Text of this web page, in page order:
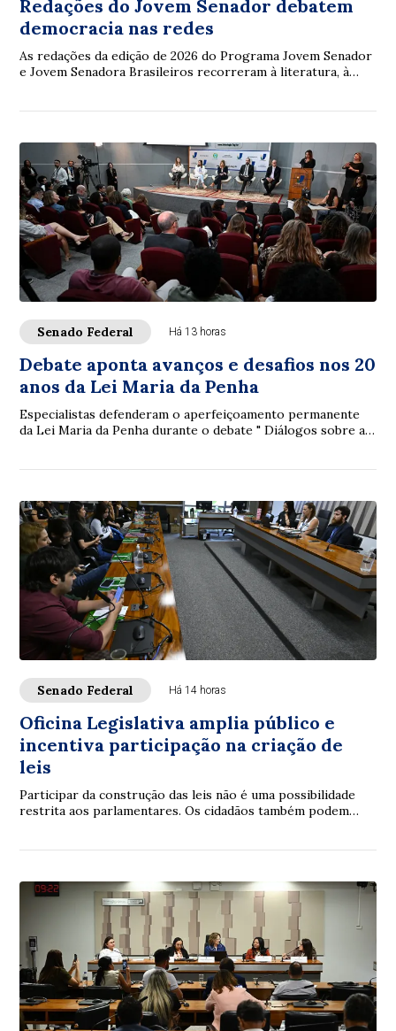
Redações do Jovem Senador debatem
democracia nas redes
As redações da edição de 2026 do Programa Jovem Senador
e Jovem Senadora Brasileiros recorreram à literatura, à
Senado Federal Há 13 horas
Debate aponta avanços e desafios nos 20
anos da Lei Maria da Penha
Especialistas defenderam o aperfeiçoamento permanente
da Lei Maria da Penha durante o debate " Diálogos sobre a
Senado Federal Há 14 horas
Oficina Legislativa amplia público e
incentiva participação na criação de
leis
Participar da construção das leis não é uma possibilidade
restrita aos parlamentares. Os cidadãos também podem